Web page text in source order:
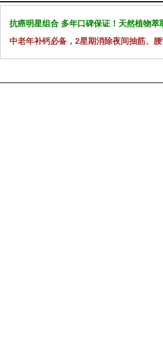
抗癌明星组合 多年口碑保证！天然植物萃
中老年补钙必备，2星期消除夜间抽筋、